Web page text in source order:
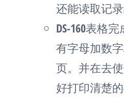
还能读取记录
DS-160表格
有字母加数
页。并在去
好打印清楚的